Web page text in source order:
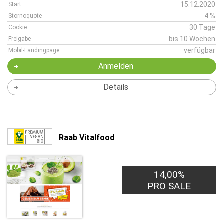
Start 15.12.2020
Stornoquote 4 %
Cookie 30 Tage
Freigabe bis 10 Wochen
Mobil-Landingpage verfügbar
Anmelden
Details
Raab Vitalfood
14,00%
PRO SALE